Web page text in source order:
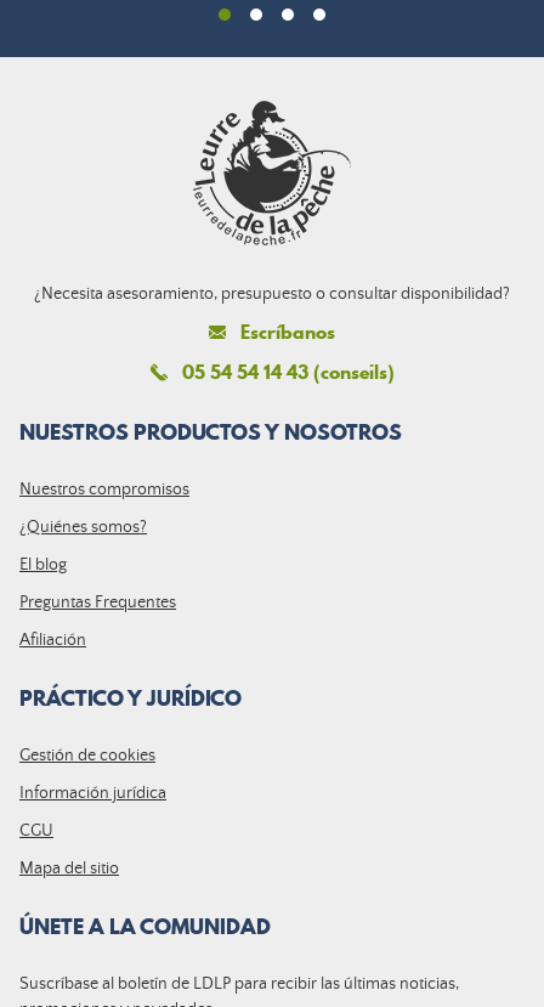
¿Necesita asesoramiento, presupuesto o consultar disponibilidad?
Escríbanos
05 54 54 14 43 (conseils)
NUESTROS PRODUCTOS Y NOSOTROS
Nuestros compromisos
¿Quiénes somos?
El blog
Preguntas Frequentes
Afiliación
PRÁCTICO Y JURÍDICO
Gestión de cookies
Información jurídica
CGU
Mapa del sitio
ÚNETE A LA COMUNIDAD
Suscríbase al boletín de LDLP para recibir las últimas noticias,